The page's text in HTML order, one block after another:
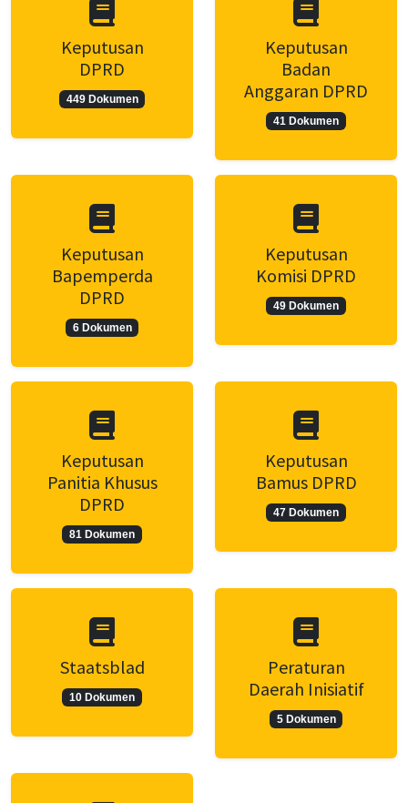
Keputusan
DPRD
449 Dokumen
Keputusan
Badan
Anggaran DPRD
41 Dokumen
Keputusan
Bapemperda
DPRD
6 Dokumen
Keputusan
Komisi DPRD
49 Dokumen
Keputusan
Panitia Khusus
DPRD
81 Dokumen
Keputusan
Bamus DPRD
47 Dokumen
Staatsblad
10 Dokumen
Peraturan
Daerah Inisiatif
5 Dokumen